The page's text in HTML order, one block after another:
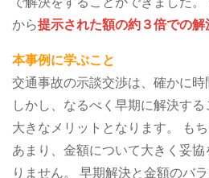
から提示された額の約３倍での解
本事例に学ぶこと
交通事故の示談交渉は、確かに時
しかし、なるべく早期に解決す
大きなメリットとなります。
も
あまり、金額について大きく妥
りません。
早期解決と金額のバ